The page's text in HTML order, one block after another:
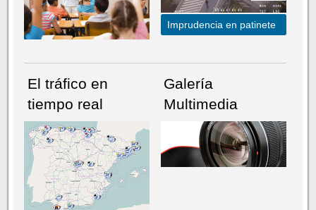
NÚMERO ACTUALHEMEROTECA
Imprudencia en patinete
El tráfico en
tiempo real
Galería
Multimedia